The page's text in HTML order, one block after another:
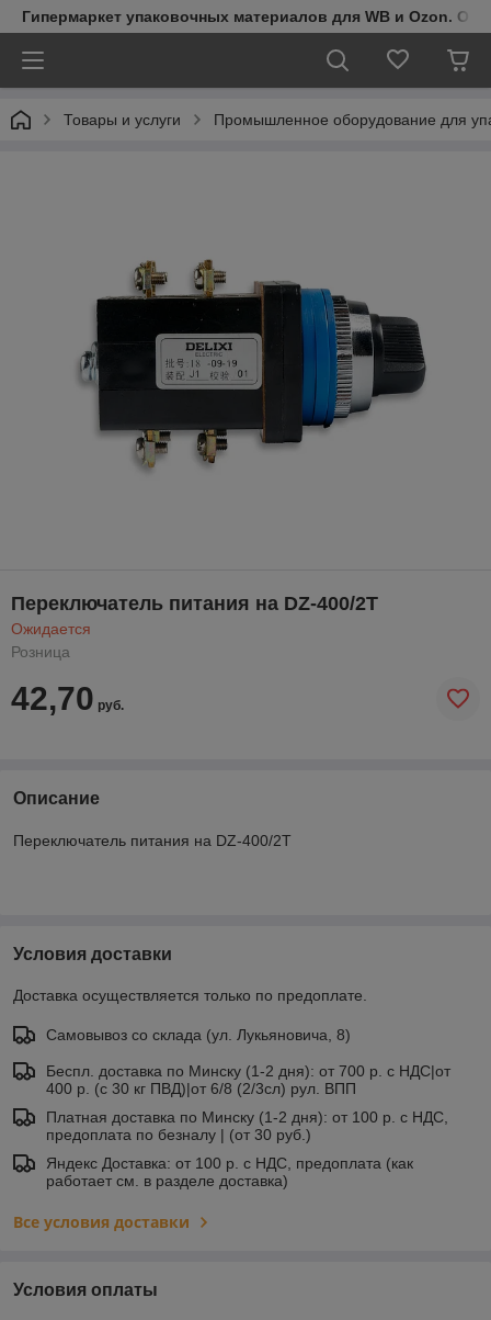
Гипермаркет упаковочных материалов для WB и Ozon.
Товары и услуги Промышленное оборудование для
Переключатель питания на DZ-400/2Т
Ожидается
Розница
42,70 руб.
Описание
Переключатель питания на DZ-400/2Т
Условия доставки
Доставка осуществляется только по предоплате.
Самовывоз со склада (ул. Лукьяновича, 8)
Беспл. доставка по Минску (1-2 дня): от 700 р. с НДС|от
400 р. (с 30 кг ПВД)|от 6/8 (2/3сл) рул. ВПП
Платная доставка по Минску (1-2 дня): от 100 р. с НДС,
предоплата по безналу | (от 30 руб.)
Яндекс Доставка: от 100 р. с НДС, предоплата (как
работает см. в разделе доставка)
Все условия доставки
Условия оплаты